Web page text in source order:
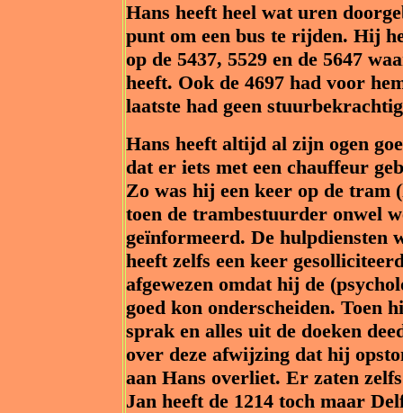
Hans heeft heel wat uren
punt om een bus te rijden. Hij
op de 5437, 5529 en de 5647
heeft. Ook de 4697 had voor
laatste had geen
Hans heeft altijd al zijn ogen
dat er iets met een chauffeur
Zo was hij een keer op de tram
toen de trambestuurder onwel
geïnformeerd. De hulpdiensten
heeft zelfs een keer
afgewezen omdat hij de
goed kon onderscheiden. Toen
sprak en alles uit de doeken
over deze afwijzing dat hij
aan Hans overliet. Er zaten
Jan heeft de 1214 toch maar